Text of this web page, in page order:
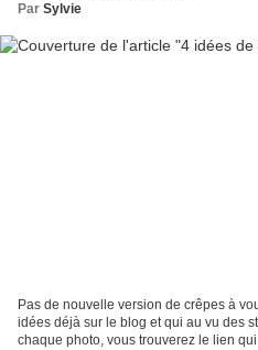
Par Sylvie
Pas de nouvelle version de crêpes à
idées déjà sur le blog et qui au vu des
chaque photo, vous trouverez le lien